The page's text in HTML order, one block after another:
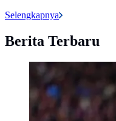
Selengkapnya
Berita Terbaru